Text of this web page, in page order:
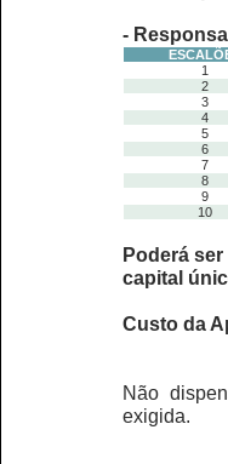
-
1
2
3
4
5
6
7
8
9
10
Poderá
capital
Custo da
Não
exigida.